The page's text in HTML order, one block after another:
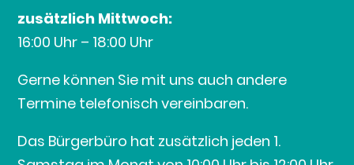
zusätzlich Mittwoch:
16:00 Uhr – 18:00 Uhr
Gerne können Sie mit uns auch andere
Termine telefonisch vereinbaren.
Das Bürgerbüro hat zusätzlich jeden 1.